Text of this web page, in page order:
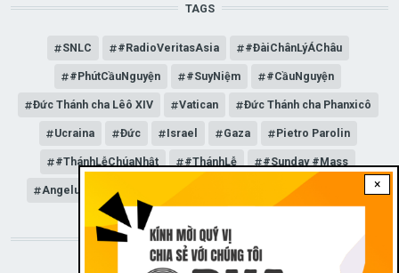
×
TAGS
SNLC #RadioVeritasAsia #ĐàiChânLýÁChâu
#PhútCầuNguyện #SuyNiệm #CầuNguyện
Đức Thánh cha Lêô XIV Vatican Đức Thánh cha Phanxicô
Ucraina Đức Israel Gaza Pietro Parolin
#ThánhLễChúaNhật #ThánhLễ #Sunday #Mass
Angelus Đức Giáo hoàng Lêô XIV General Audience
STAY CONNECTED WITH US!